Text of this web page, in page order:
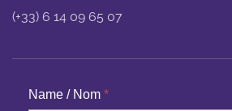
(+33) 6 14 09 65 07
Name / Nom *